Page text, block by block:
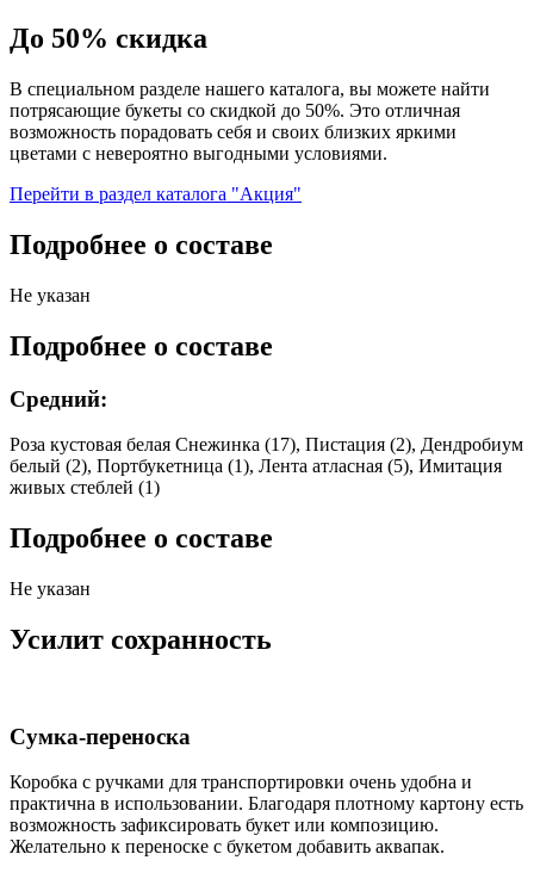
До 50% скидка
В специальном разделе нашего каталога, вы можете найти
потрясающие букеты со скидкой до 50%. Это отличная
возможность порадовать себя и своих близких яркими
цветами с невероятно выгодными условиями.
Перейти в раздел каталога "Акция"
Подробнее о составе
Не указан
Подробнее о составе
Средний:
Роза кустовая белая Снежинка (17), Пистация (2), Дендробиум
белый (2), Портбукетница (1), Лента атласная (5), Имитация
живых стеблей (1)
Подробнее о составе
Не указан
Усилит сохранность
Сумка-переноска
Коробка c ручками для транспортировки очень удобна и
практична в использовании. Благодаря плотному картону есть
возможность зафиксировать букет или композицию.
Желательно к переноске с букетом добавить аквапак.